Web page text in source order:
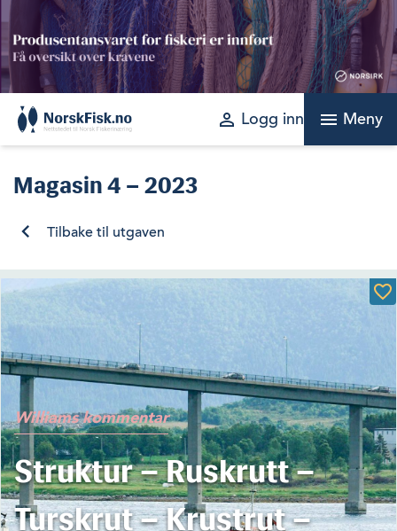
Skip
to
content
perm_identity Logg inn menu Meny
Magasin4 – 2023
Tilbake til utgaven
Williams kommentar
Struktur – Ruskrutt –
Turskrut – Krustrut –